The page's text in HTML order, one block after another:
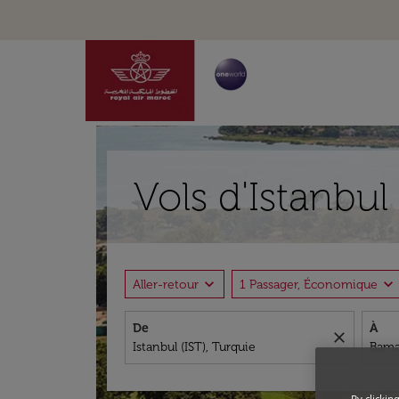
Vols
Aller-retour expand_more 1 Passager, Économique expand_more
De
close
À